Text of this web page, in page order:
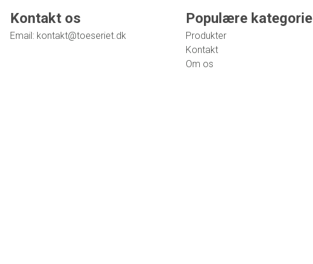
Kontakt os
Email: kontakt@toeseriet.dk
Populære
Produkter
Kontakt
Om os